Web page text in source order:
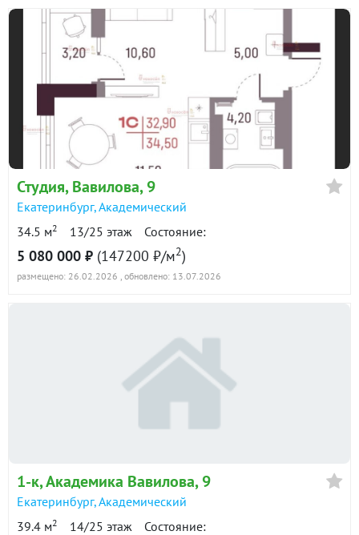
Студия, Вавилова, 9
Екатеринбург,Академический
34.5 м2 13/25 этаж Состояние:
5 080 000 ₽ (147200 ₽/м2)
размещено: 26.02.2026 , обновлено: 13.07.2026
1-к, Академика Вавилова, 9
Екатеринбург,Академический
39.4 м2 14/25 этаж Состояние: